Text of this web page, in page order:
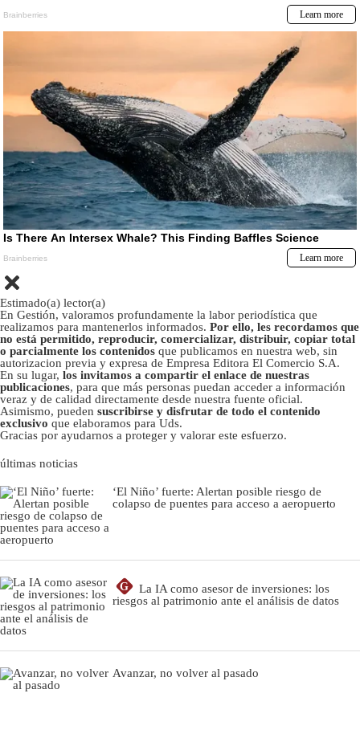
Estimado(a) lector(a)
En Gestión, valoramos profundamente la labor periodística que
realizamos para mantenerlos informados. Por ello, les recordamos que
no está permitido, reproducir, comercializar, distribuir, copiar total
o parcialmente los contenidos que publicamos en nuestra web, sin
autorizacion previa y expresa de Empresa Editora El Comercio S.A.
En su lugar, los invitamos a compartir el enlace de nuestras
publicaciones, para que más personas puedan acceder a información
veraz y de calidad directamente desde nuestra fuente oficial.
Asimismo, pueden suscribirse y disfrutar de todo el contenido
exclusivo que elaboramos para Uds.
Gracias por ayudarnos a proteger y valorar este esfuerzo.
últimas noticias
‘El Niño’ fuerte: Alertan posible riesgo de
colapso de puentes para acceso a aeropuerto
G
La IA como asesor de inversiones: los
riesgos al patrimonio ante el análisis de datos
Avanzar, no volver al pasado